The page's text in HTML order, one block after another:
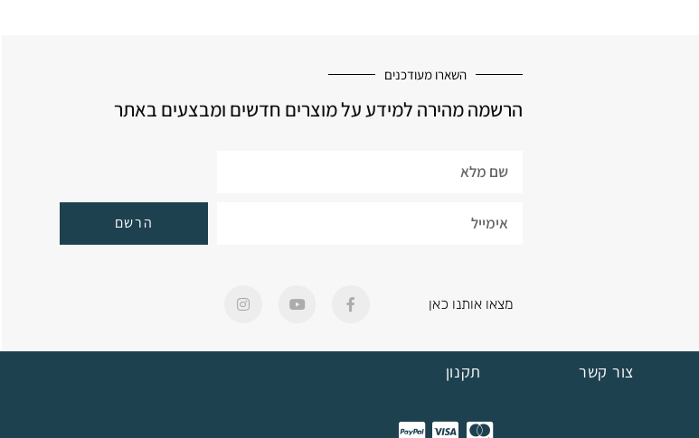
השארו מעודכנים
הרשמה מהירה למידע על מוצרים חדשים ומבצעים באתר
הרשם
מצאו אותנו כאן
צור קשר תקנון